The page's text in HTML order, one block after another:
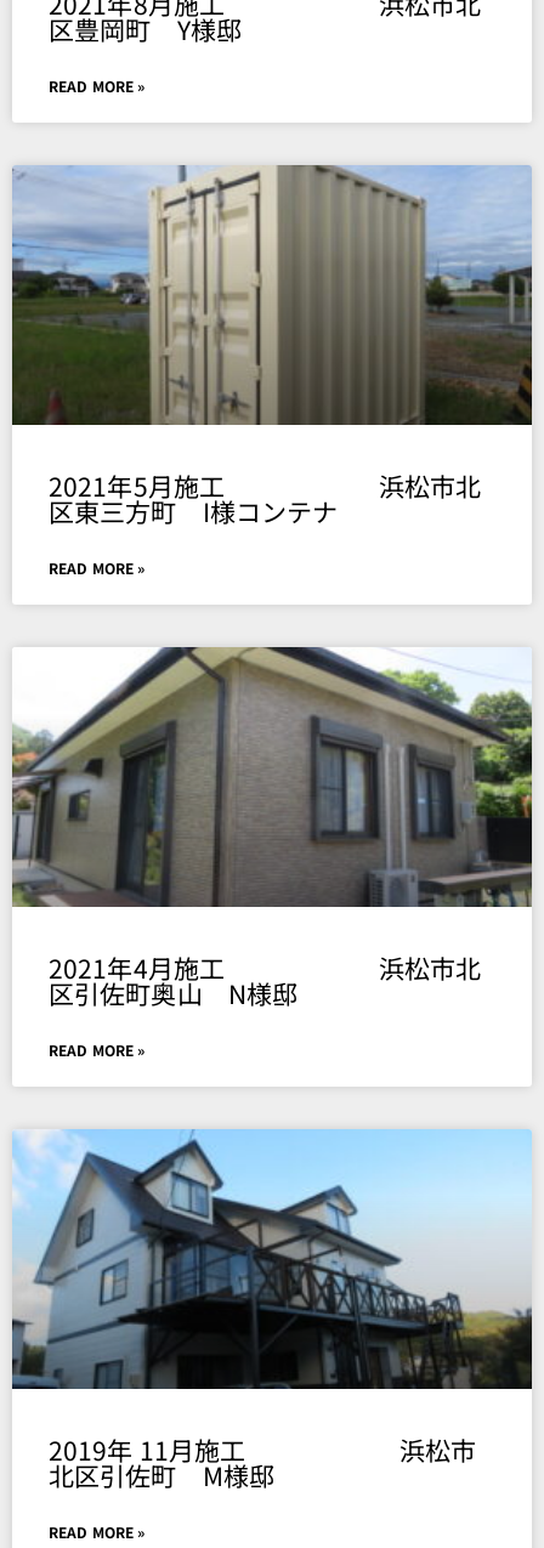
区豊岡町 Y様邸
READ MORE »
2021年5月施工 浜松市北
区東三方町 I様コンテナ
READ MORE »
2021年4月施工 浜松市北
区引佐町奥山 N様邸
READ MORE »
2019年 11月施工 浜松市
北区引佐町 M様邸
READ MORE »